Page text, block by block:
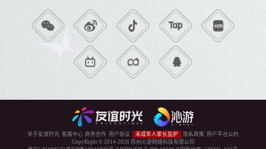
关于友谊时光 客服中心 商务合作 用户协议 未成年人家长监护 隐私政策
用户平台公约
CopyRight © 2014-2026 苏州沁游网络科技有限公司